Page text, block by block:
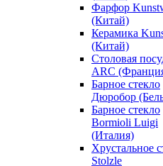
Фарфор
(Китай)
Керамика
(Китай)
Столовая
ARC
Барное стекло
Дюробор
Барное стекло
Bormioli Luigi
(Италия)
Хрустальное
Stolzle